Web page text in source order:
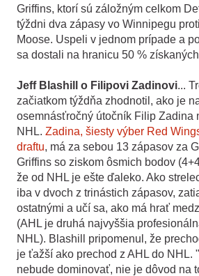
Griffins, ktorí sú záložným celkom
týždni dva zápasy vo Winnipegu
Moose. Uspeli v jednom prípade a
sa dostali na hranicu 50 %
Jeff Blashill o Filipovi Zadinovi...
začiatkom týždňa zhodnotil, ako je
osemnásťročný útočník Filip Zadina
NHL. Zadina, šiesty výber Red
draftu, má za sebou 13 zápasov za
Griffins so ziskom ôsmich bodov
že od NHL je ešte ďaleko. Ako
iba v dvoch z trinástich zápasov,
ostatnými a učí sa, ako má hrať
(AHL je druhá najvyššia
NHL). Blashill pripomenul, že
je ťažší ako prechod z AHL do NHL.
nebude dominovať, nie je dôvod na